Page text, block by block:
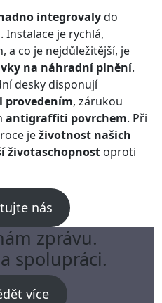
integrovalydo
Instalace je rychlá,
a co je nejdůležitější, je
na náhradní plnění.
desky disponují
provedením, zárukou
antigraffiti povrchem. Při
ježivotnost našich
životaschopnost oproti
nás
zprávu.
spolupráci.
více